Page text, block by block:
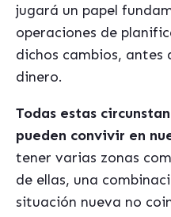
jugará un papel
operaciones de
dichos cambios, antes
dinero.
Todas estas
pueden convivir en
tener varias zonas
de ellas, una
situación nueva no